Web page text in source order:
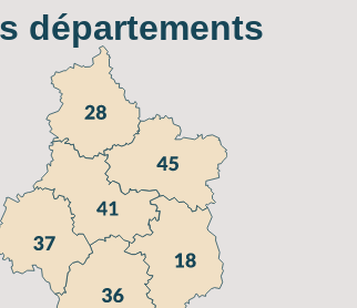
départements